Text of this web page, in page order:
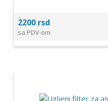
2200 rsd
sa PDV-om